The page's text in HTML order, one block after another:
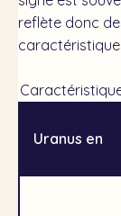
reflète donc
Uranus en